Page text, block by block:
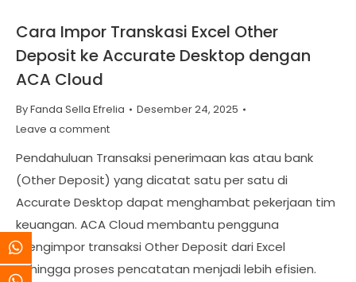
Cara Impor Transkasi Excel Other
Deposit ke Accurate Desktop dengan
ACA Cloud
ByFanda Sella Efrelia
Desember 24, 2025
Leave a comment
Pendahuluan Transaksi penerimaan kas atau bank
(Other Deposit) yang dicatat satu per satu di
Accurate Desktop dapat menghambat pekerjaan tim
keuangan. ACA Cloud membantu pengguna
mengimpor transaksi Other Deposit dari Excel
sehingga proses pencatatan menjadi lebih efisien.